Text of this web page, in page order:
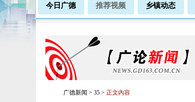
今日广德 推荐视频 乡镇动态
广德新闻 > 35 > 正文内容